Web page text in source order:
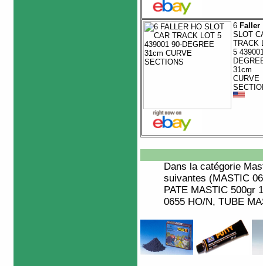
6 Faller
SLOT
TRACK
5
31cm
CURVE
Dans la catégorie
suivantes (MASTIC
PATE MASTIC 500gr
0655 HO/N, TUBE